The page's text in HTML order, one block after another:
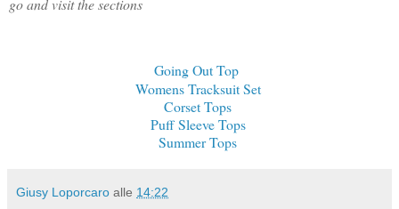
go and visit the sections
Going Out Top
Womens Tracksuit Set
Corset Tops
Puff Sleeve Tops
Summer Tops
Giusy Loporcaro alle 14:22